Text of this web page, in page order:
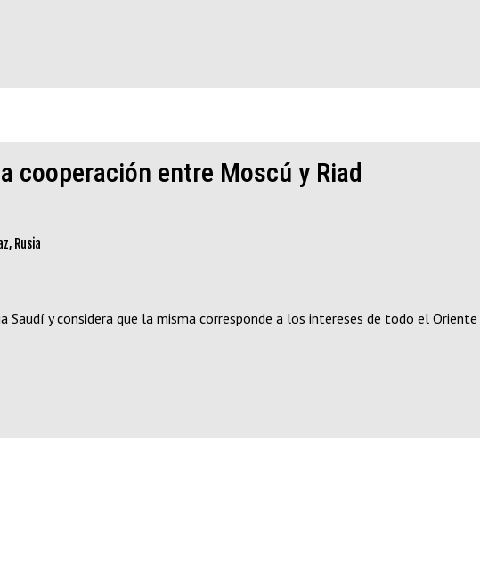
cooperación entre Moscú y Riad
, Rusia
Saudí y considera que la misma corresponde a los intereses de todo el Oriente